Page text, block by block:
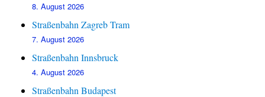
8. August 2026
Straßenbahn Zagreb Tram
7. August 2026
Straßenbahn Innsbruck
4. August 2026
Straßenbahn Budapest